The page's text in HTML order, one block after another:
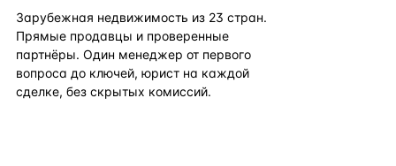
Зарубежная недвижимость из 23 стран.
Прямые продавцы и проверенные
партнёры. Один менеджер от первого
вопроса до ключей, юрист на каждой
сделке, без скрытых комиссий.